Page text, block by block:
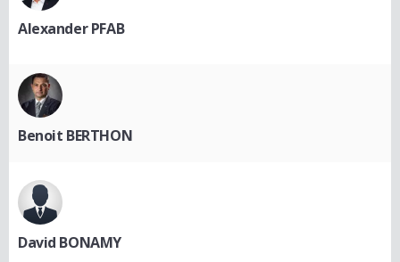
Alexander PFAB
Benoit BERTHON
David BONAMY